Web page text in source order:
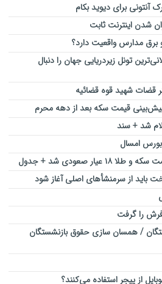
شدن اینترنت ثابت
مدارس واقعیت دارد؟
تونل زیردریایی جهان را دنبال
قضات شهید قوه قضائیه
قیمت سکه بعد از دهه محرم
شد + سند
امسال
صعودی شد + جدول
باید از سرمنشأهای اصلی آغاز شود
فرش را گرفت
/ همسان سازی حقوق بازنشستگان
از پیجر استفاده می‌کنند؟